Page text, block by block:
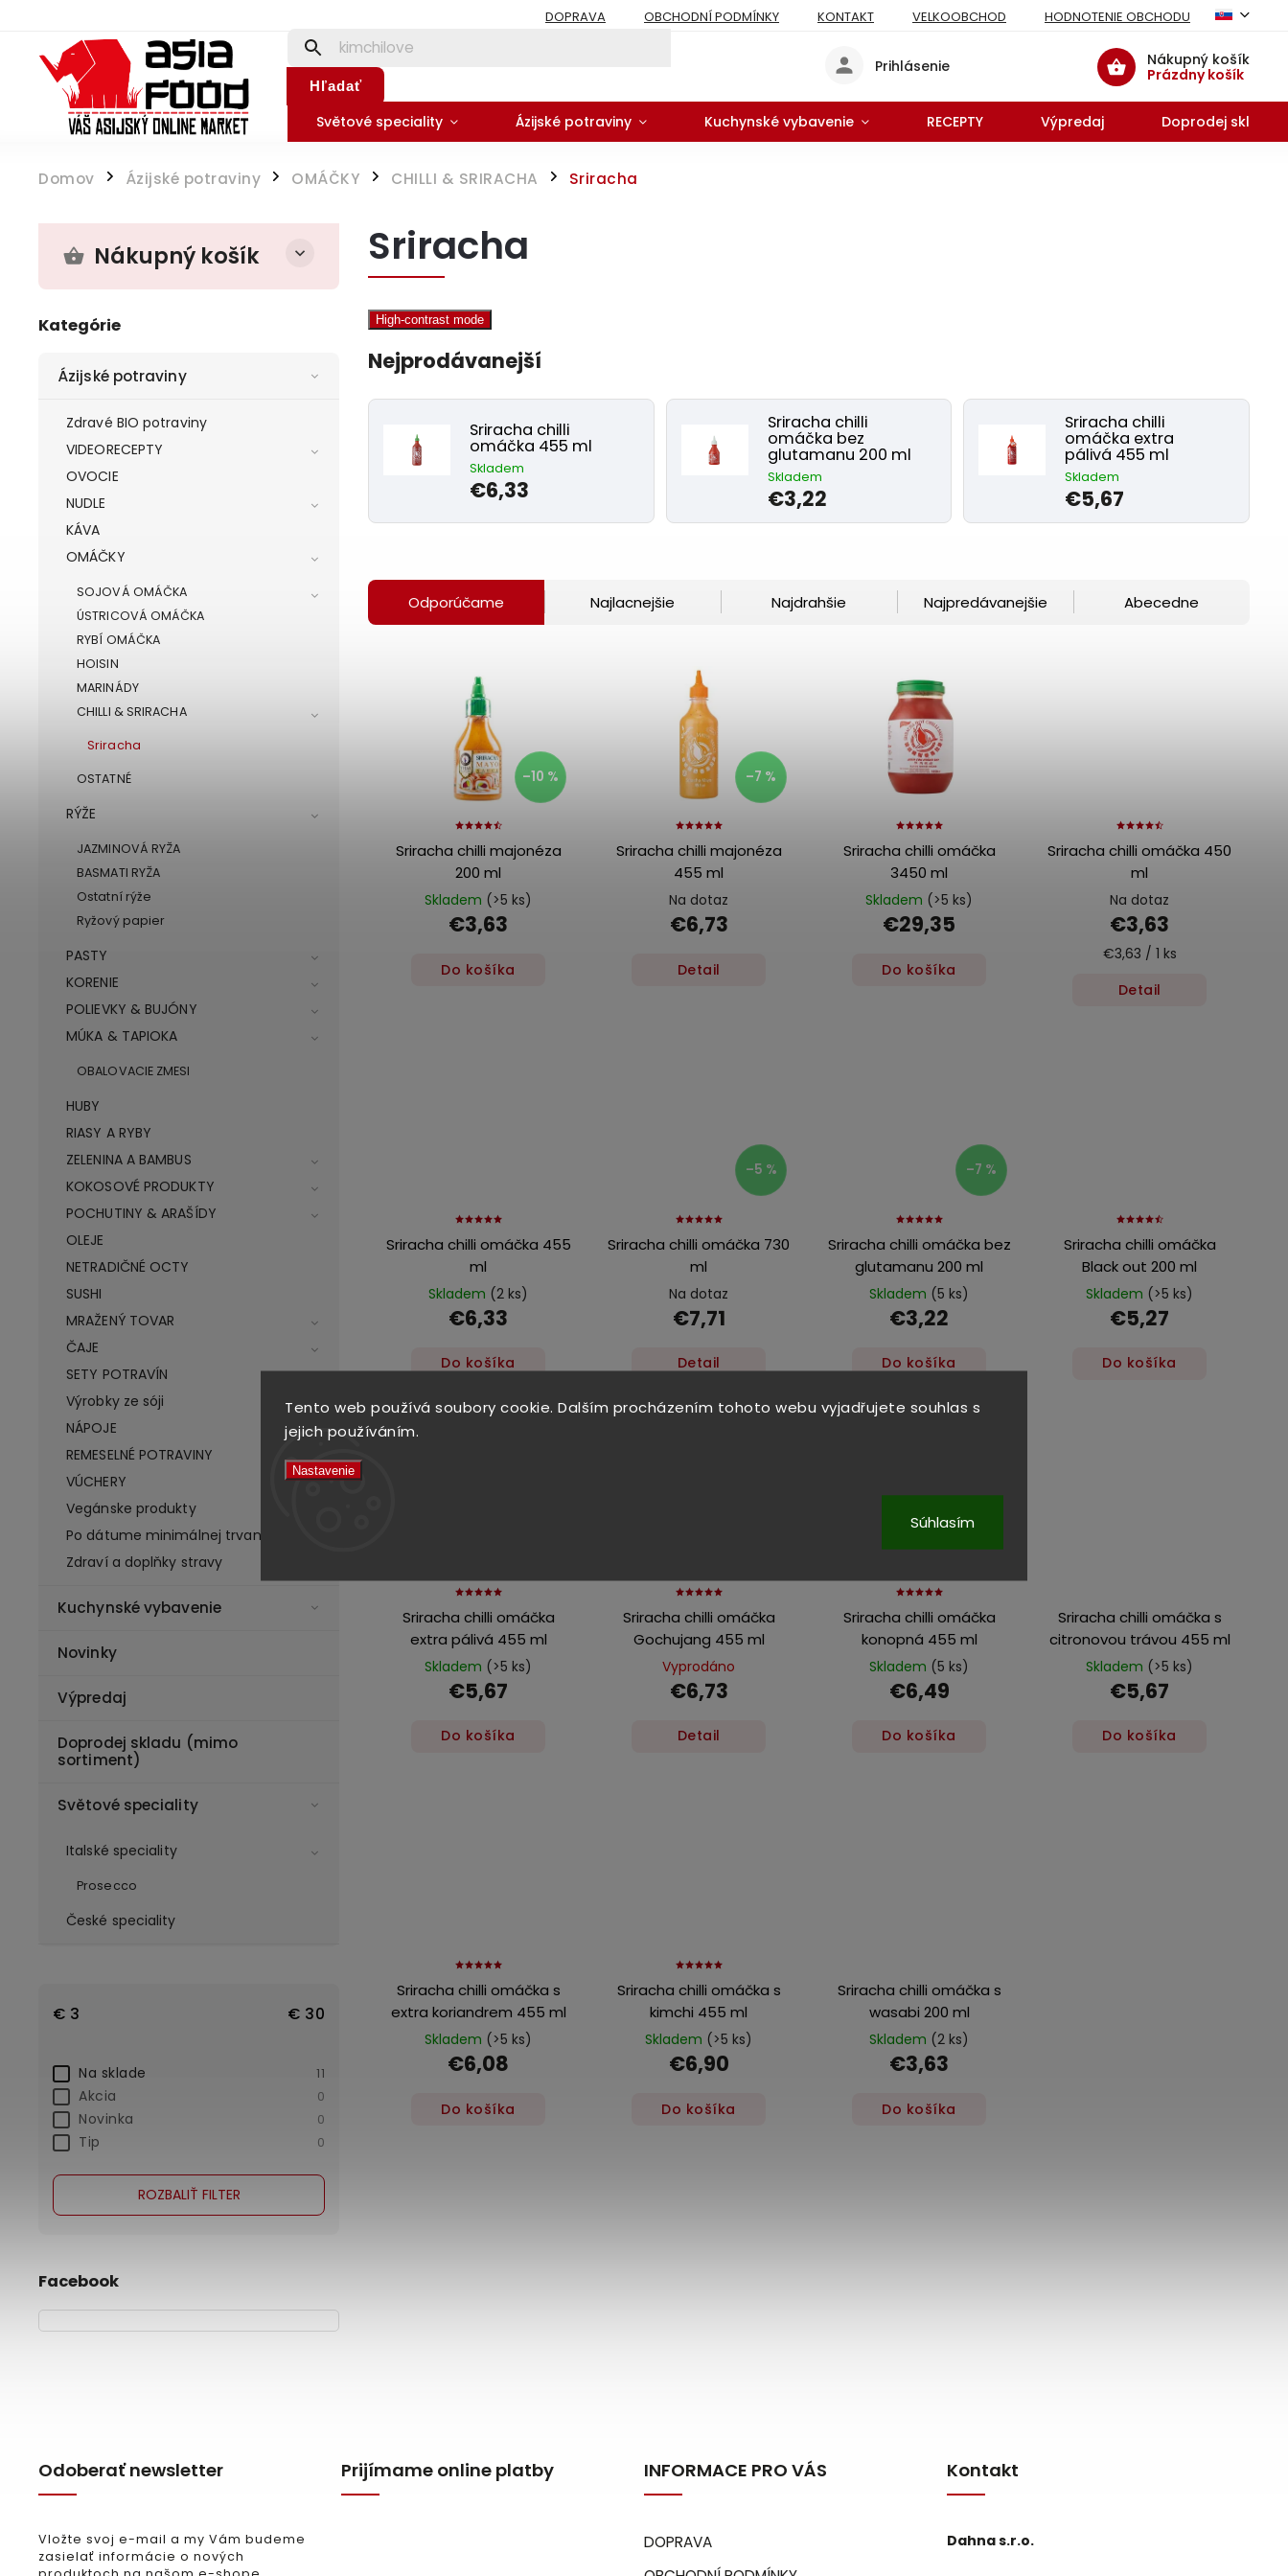
Tento web používá soubory cookie. Dalším procházením tohoto webu vyjadřujete souhlas s
jejich používáním.
Nastavenie
Súhlasím
DOPRAVA OBCHODNÍ PODMÍNKY KONTAKT VELKOOBCHOD HODNOTENIE OBCHODU
Hľadať
Nákupný košík
Prázdny košík
Prihlásenie
Světové speciality Ázijské potraviny Kuchynské vybavenie RECEPTY Výpredaj Doprodej skladu
Domov / Ázijské potraviny / OMÁČKY / CHILLI & SRIRACHA / Sriracha
Nákupný košík
Kategórie
Ázijské potraviny
Zdravé BIO potraviny
VIDEORECEPTY
OVOCIE
NUDLE
KÁVA
OMÁČKY
SOJOVÁ OMÁČKA
ÚSTRICOVÁ OMÁČKA
RYBÍ OMÁČKA
HOISIN
MARINÁDY
CHILLI & SRIRACHA
Sriracha
OSTATNÉ
RÝŽE
JAZMINOVÁ RYŽA
BASMATI RYŽA
Ostatní rýže
Ryžový papier
PASTY
KORENIE
POLIEVKY & BUJÓNY
MÚKA & TAPIOKA
OBALOVACIE ZMESI
HUBY
RIASY A RYBY
ZELENINA A BAMBUS
KOKOSOVÉ PRODUKTY
POCHUTINY & ARAŠÍDY
OLEJE
NETRADIČNÉ OCTY
SUSHI
MRAŽENÝ TOVAR
ČAJE
SETY POTRAVÍN
Výrobky ze sóji
NÁPOJE
REMESELNÉ POTRAVINY
VÚCHERY
Vegánske produkty
Po dátume minimálnej trvanlivosti
Zdraví a doplňky stravy
Kuchynské vybavenie
Novinky
Výpredaj
Doprodej skladu (mimo
sortiment)
Světové speciality
Italské speciality
Prosecco
České speciality
€ 3 € 30
Na sklade 11
Akcia 0
Novinka 0
Tip 0
ROZBALIŤ FILTER
Facebook
Sriracha
High-contrast mode
Nejprodávanejší
Sriracha chilli
omáčka 455 ml
Skladem
€6,33
Sriracha chilli
omáčka bez
glutamanu 200 ml
Skladem
€3,22
Sriracha chilli
omáčka extra
pálivá 455 ml
Skladem
€5,67
Odporúčame Najlacnejšie Najdrahšie Najpredávanejšie Abecedne
–10 %
Sriracha chilli majonéza
200 ml
Skladem (>5 ks)
€3,63
Do košíka
–7 %
Sriracha chilli majonéza
455 ml
Na dotaz
€6,73
Detail
Sriracha chilli omáčka
3450 ml
Skladem (>5 ks)
€29,35
Do košíka
Sriracha chilli omáčka 450
ml
Na dotaz
€3,63
€3,63 / 1 ks
Detail
Sriracha chilli omáčka 455
ml
Skladem (2 ks)
€6,33
Do košíka
–5 %
Sriracha chilli omáčka 730
ml
Na dotaz
€7,71
Detail
–7 %
Sriracha chilli omáčka bez
glutamanu 200 ml
Skladem (5 ks)
€3,22
Do košíka
Sriracha chilli omáčka
Black out 200 ml
Skladem (>5 ks)
€5,27
Do košíka
Sriracha chilli omáčka
extra pálivá 455 ml
Skladem (>5 ks)
€5,67
Do košíka
Sriracha chilli omáčka
Gochujang 455 ml
Vyprodáno
€6,73
Detail
Sriracha chilli omáčka
konopná 455 ml
Skladem (5 ks)
€6,49
Do košíka
Sriracha chilli omáčka s
citronovou trávou 455 ml
Skladem (>5 ks)
€5,67
Do košíka
Sriracha chilli omáčka s
extra koriandrem 455 ml
Skladem (>5 ks)
€6,08
Do košíka
Sriracha chilli omáčka s
kimchi 455 ml
Skladem (>5 ks)
€6,90
Do košíka
Sriracha chilli omáčka s
wasabi 200 ml
Skladem (2 ks)
€3,63
Do košíka
Odoberať newsletter
Vložte svoj e-mail a my Vám budeme
zasielať informácie o nových
Prijímame online platby INFORMACE PRO VÁS
DOPRAVA
Kontakt
Dahna s.r.o.